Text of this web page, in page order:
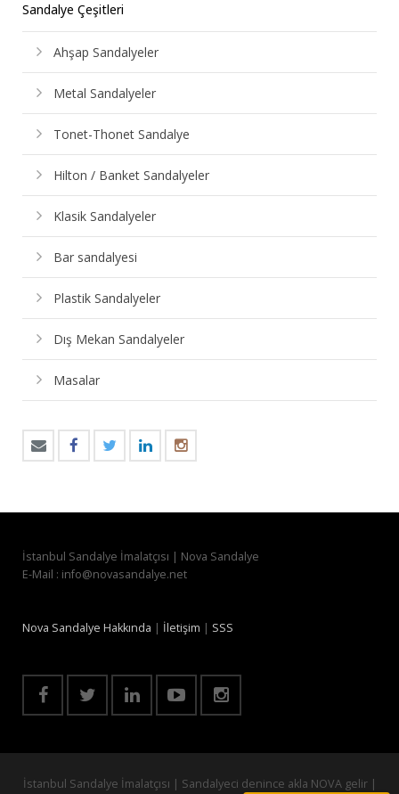
Sandalye Çeşitleri
Ahşap Sandalyeler
Metal Sandalyeler
Tonet-Thonet Sandalye
Hilton / Banket Sandalyeler
Klasik Sandalyeler
Bar sandalyesi
Plastik Sandalyeler
Dış Mekan Sandalyeler
Masalar
İstanbul Sandalye İmalatçısı | Nova Sandalye
E-Mail : info@novasandalye.net
Nova Sandalye Hakkında | İletişim | SSS
İstanbul Sandalye İmalatçısı | Sandalyeci denince akla NOVA gelir |